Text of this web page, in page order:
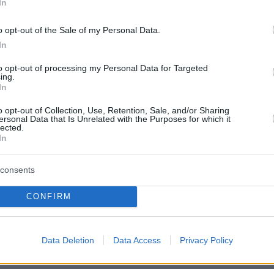
opt-out of the Sale of my Personal Data.
opt-out of processing my Personal Data for Targeted
opt-out of Collection, Use, Retention, Sale, and/or Sharing
Data that Is Unrelated with the Purposes for which it
CONFIRM
Data Deletion Data Access Privacy Policy
Άρτα, φρόντιζαν για την περαιτέρω
τα Ιωάννινα.
και 4 διακινητές
τη διακίνηση των ναρκωτικών στις παραπάνω
περιστασιακά διάφορα άτομα,
στο πλαίσιο της αστυνομικής επιχείρησης
τέσσερις ημεδαποί(3 άνδρες και